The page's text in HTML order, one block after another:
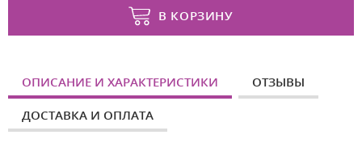
В КОРЗИНУ
ОПИСАНИЕ И ХАРАКТЕРИСТИКИ ОТЗЫВЫ
ДОСТАВКА И ОПЛАТА